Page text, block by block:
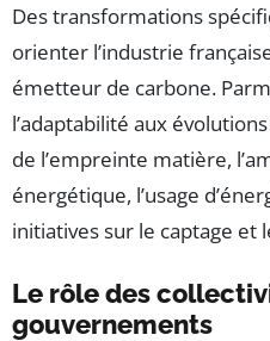
Des transformations
orienter l’industrie
émetteur de carbone.
l’adaptabilité aux
de l’empreinte matière,
énergétique, l’usage
initiatives sur le captage et
Le rôle des
gouvernements